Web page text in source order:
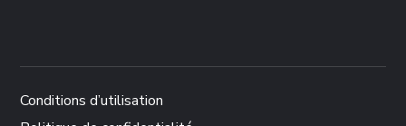
Conditions d’utilisation